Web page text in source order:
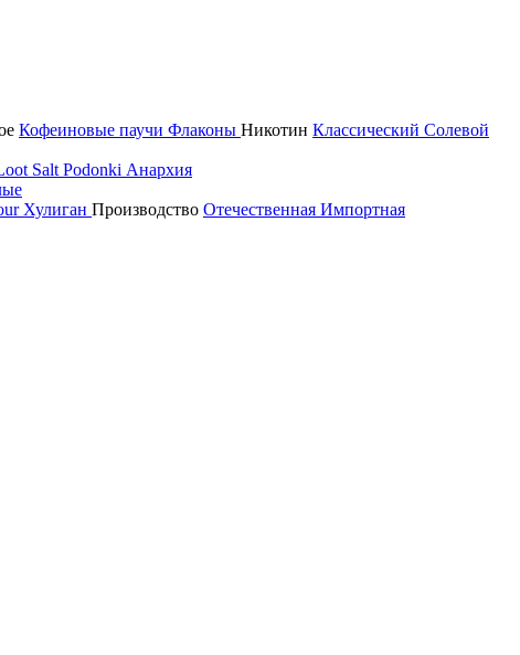
Кофеиновые паучи Флаконы Никотин Классический Солевой
Salt Podonki Анархия
Хулиган Производство Отечественная Импортная